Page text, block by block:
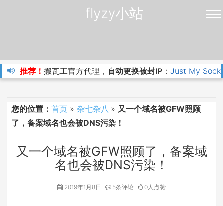
flyzy小站
推荐！ 搬瓦工官方代理， 自动更换被封IP ： Just My
您的位置： 首页 » 杂七杂八 » 又一个域名被GFW照顾
了，备案域名也会被DNS污染！
又一个域名被GFW照顾了，备案域
名也会被DNS污染！
2019年1月8日 5条评论 0人点赞